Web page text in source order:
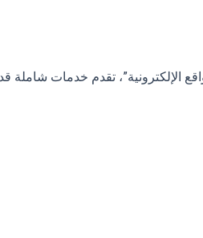
الإلكترونية”، تقدم خدمات شاملة